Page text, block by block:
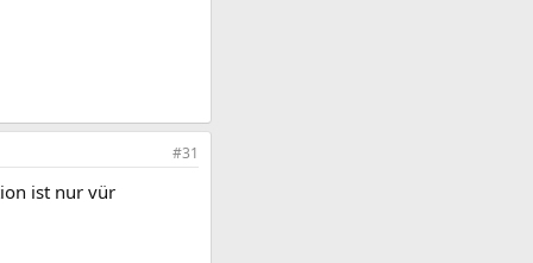
#31
ist nur vür